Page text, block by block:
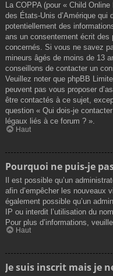
La COPPA (pour « Child
des États-Unis d’Amérique
potentiellement des
ans un consentement écrit des
concernés. Si vous ne savez
mineurs âgés de moins de 13
conseillons de contacter un
Veuillez noter que phpBB
peuvent pas vous proposer
être contactés à ce sujet,
question « Qui dois-je
légaux liés à ce forum ? ».
Haut
Pourquoi ne puis-je
Il est possible qu’un
afin d’empêcher les nouveaux
également possible qu’un
IP ou interdit l’utilisation du
Pour plus d’informations,
Haut
Je suis inscrit mais je